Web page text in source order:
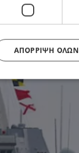
ΑΠΌΡΡΙΨΗ ΌΛΩΝ